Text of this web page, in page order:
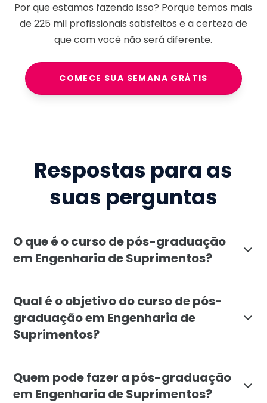
Por que estamos fazendo isso? Porque temos mais
de225 milprofissionais satisfeitos e a certeza de
que com você não será diferente.
COMECE SUA SEMANA GRÁTIS
Respostas para as
suas perguntas
O que é o curso de pós-graduação
em Engenharia de Suprimentos?
Qual é o objetivo do curso de pós-
graduação em Engenharia de
Suprimentos?
Quem pode fazer a pós-graduação
em Engenharia de Suprimentos?